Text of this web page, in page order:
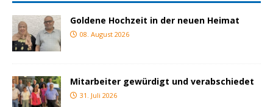
Goldene Hochzeit in der neuen Heimat
08. August 2026
Mitarbeiter gewürdigt und verabschiedet
31. Juli 2026